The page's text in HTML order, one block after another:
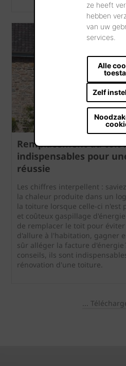
ze heeft
hebben
van uw
services.
Alle
Zelf
Remplacement du toit
indispensables pour
réussie
Les chiffres interpellent :
la chaleur produite dans un
la toiture lorsque celle-ci n'est
et coûteux gaspillage d'énergie
de remplacer le toit pour
d'allure à l'habitation, gagner
sûr alléger la facture d'énergie
conseils, ils sont
rénovation d'une toiture.
...